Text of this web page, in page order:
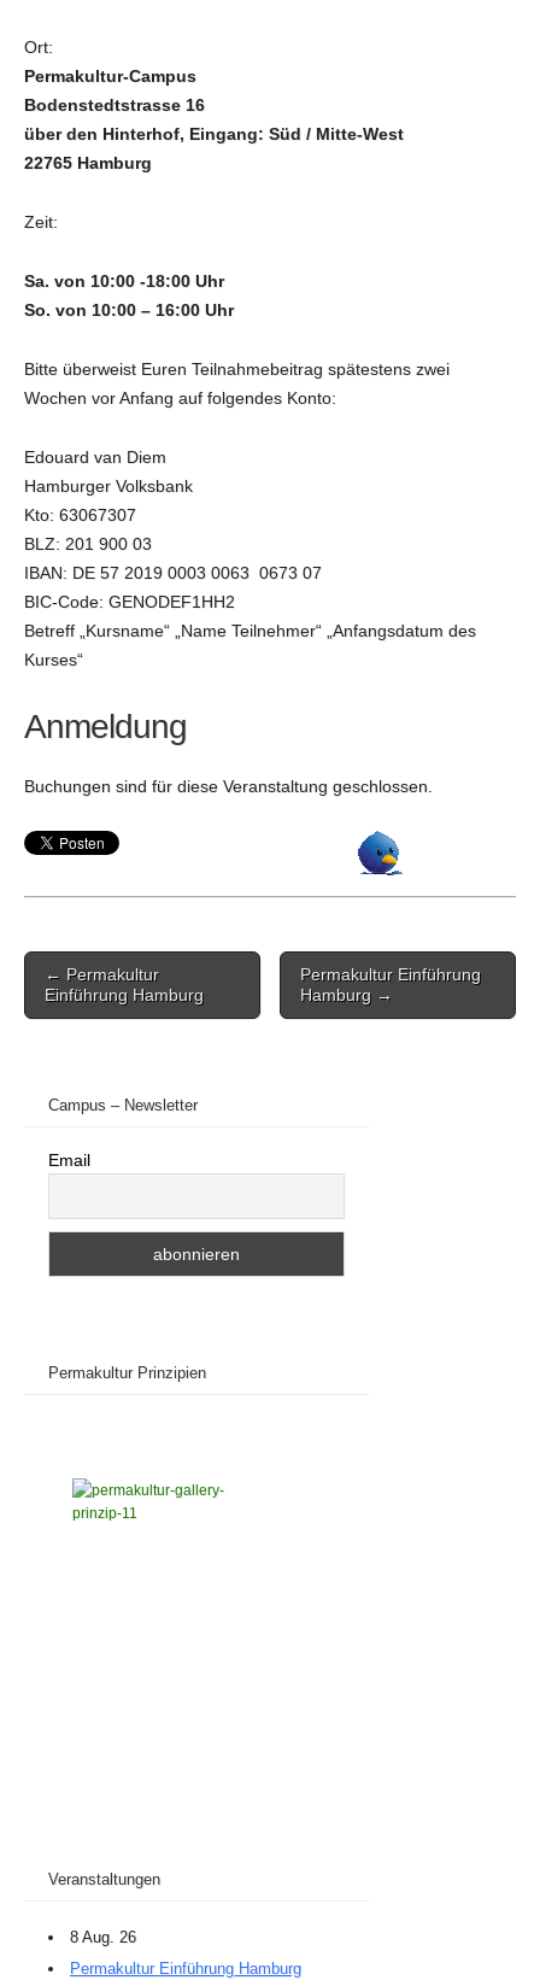
Ort:
Permakultur-Campus
Bodenstedtstrasse 16
über den Hinterhof, Eingang: Süd / Mitte-West
22765 Hamburg
Zeit:
Sa. von 10:00 -18:00 Uhr
So. von 10:00 – 16:00 Uhr
Bitte überweist Euren Teilnahmebeitrag spätestens zwei
Wochen vor Anfang auf folgendes Konto:
Edouard van Diem
Hamburger Volksbank
Kto: 63067307
BLZ: 201 900 03
IBAN: DE 57 2019 0003 0063 0673 07
BIC-Code: GENODEF1HH2
Betreff „Kursname“ „Name Teilnehmer“ „Anfangsdatum des
Kurses“
Anmeldung
Buchungen sind für diese Veranstaltung geschlossen.
Post
navigation
← Permakultur
Einführung Hamburg
Permakultur Einführung
Hamburg →
Campus – Newsletter
Email
Permakultur Prinzipien
Veranstaltungen
8 Aug. 26
Permakultur Einführung Hamburg